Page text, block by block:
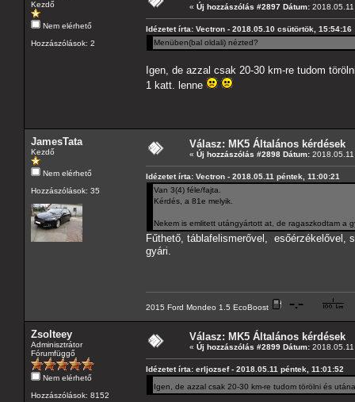
Kezdő
Nem elérhető
Hozzászólások: 2
« Új hozzászólás #2897 Dátum:
Idézetet írta: Vectron - 2018.05.10 csütörtök, 15:54:16
Menüben(bal oldali) nézted?
Igen, de azzal csak 20-30 km-re tudom
1 katt. lenne
JamesTata
Kezdő
Nem elérhető
Hozzászólások: 35
Válasz: MK5 Általános kérdések
« Új hozzászólás #2898 Dátum:
Idézetet írta: Vectron - 2018.05.11 péntek, 11:00:21
Van 3(4) féle/fajta.
Kérdés, a 81e melyik.
Nekem is emlitett utángyártott at, de ragaszkodtam a
Fűthető, táblafelismerővel, esőérzékelővel,
gyári.
2015 Ford Mondeo 1.5 EcoBoost
Zsolteey
Adminisztrátor
Fórumfüggő
Nem elérhető
Hozzászólások: 8152
Válasz: MK5 Általános kérdések
« Új hozzászólás #2899 Dátum:
Idézetet írta: erljozsef - 2018.05.11 péntek, 11:01:52
Igen, de azzal csak 20-30 km-re tudom törölni és